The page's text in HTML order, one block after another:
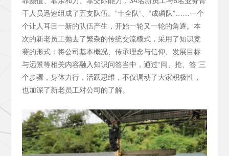
干人员迅速组成了五支队伍。“十全队”、“成磷队”……一个
个让人耳目一新的队伍产生，开始一轮又一轮的角逐。本
次的新老员工抛去了繁杂的传统交流模式，采用了知识竞
赛的形式：将公司基本概况、传承理念与信仰、发展目标
与远景等相关内容融入知识问答当中，通过“问、抢、答”三
个步骤，身体力行，活跃思维，不仅调动了大家积极性，
也加深了新老员工对公司的了解。